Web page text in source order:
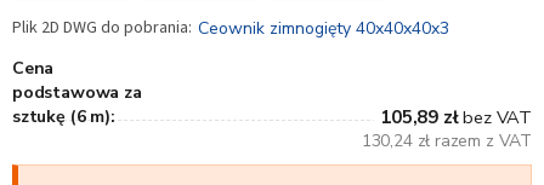
Ceownik zimnogięty 40x40x40x3
Cena
podstawowa za
sztukę (6 m):
105,89 złbez VAT
130,24 zł razem z VAT